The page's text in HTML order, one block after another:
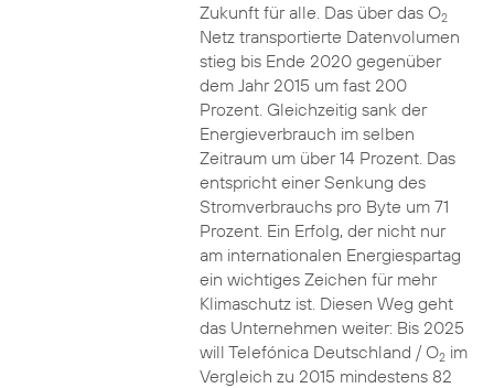
Zukunft für alle. Das über das O2
Netz transportierte Datenvolumen
stieg bis Ende 2020 gegenüber
dem Jahr 2015 um fast 200
Prozent. Gleichzeitig sank der
Energieverbrauch im selben
Zeitraum um über 14 Prozent. Das
entspricht einer Senkung des
Stromverbrauchs pro Byte um 71
Prozent. Ein Erfolg, der nicht nur
am internationalen Energiespartag
ein wichtiges Zeichen für mehr
Klimaschutz ist. Diesen Weg geht
das Unternehmen weiter: Bis 2025
will Telefónica Deutschland / O2im
Vergleich zu 2015 mindestens 82